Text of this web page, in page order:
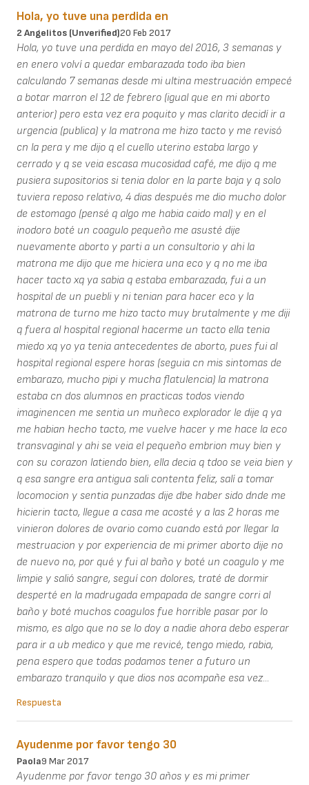
Hola, yo tuve una perdida en
2 Angelitos (unverified)20 Feb 2017
Hola, yo tuve una perdida en mayo del 2016, 3 semanas y
en enero volví a quedar embarazada todo iba bien
calculando 7 semanas desde mi ultina mestruación empecé
a botar marron el 12 de febrero (igual que en mi aborto
anterior) pero esta vez era poquito y mas clarito decidí ir a
urgencia (publica) y la matrona me hizo tacto y me revisó
cn la pera y me dijo q el cuello uterino estaba largo y
cerrado y q se veia escasa mucosidad café, me dijo q me
pusiera supositorios si tenia dolor en la parte baja y q solo
tuviera reposo relativo, 4 dias después me dio mucho dolor
de estomago (pensé q algo me habia caido mal) y en el
inodoro boté un coagulo pequeño me asusté dije
nuevamente aborto y parti a un consultorio y ahi la
matrona me dijo que me hiciera una eco y q no me iba
hacer tacto xq ya sabia q estaba embarazada, fui a un
hospital de un puebli y ni tenian para hacer eco y la
matrona de turno me hizo tacto muy brutalmente y me diji
q fuera al hospital regional hacerme un tacto ella tenia
miedo xq yo ya tenia antecedentes de aborto, pues fui al
hospital regional espere horas (seguia cn mis sintomas de
embarazo, mucho pipi y mucha flatulencia) la matrona
estaba cn dos alumnos en practicas todos viendo
imaginencen me sentia un muñeco explorador le dije q ya
me habian hecho tacto, me vuelve hacer y me hace la eco
transvaginal y ahi se veia el pequeño embrion muy bien y
con su corazon latiendo bien, ella decia q tdoo se veia bien y
q esa sangre era antigua sali contenta feliz, salí a tomar
locomocion y sentia punzadas dije dbe haber sido dnde me
hicierin tacto, llegue a casa me acosté y a las 2 horas me
vinieron dolores de ovario como cuando está por llegar la
mestruacion y por experiencia de mi primer aborto dije no
de nuevo no, por qué y fui al baño y boté un coagulo y me
limpie y salió sangre, seguí con dolores, traté de dormir
desperté en la madrugada empapada de sangre corri al
baño y boté muchos coagulos fue horrible pasar por lo
mismo, es algo que no se lo doy a nadie ahora debo esperar
para ir a ub medico y que me revicé, tengo miedo, rabia,
pena espero que todas podamos tener a futuro un
embarazo tranquilo y que dios nos acompañe esa vez...
Respuesta
Ayudenme por favor tengo 30
Paola9 Mar 2017
Ayudenme por favor tengo 30 años y es mi primer